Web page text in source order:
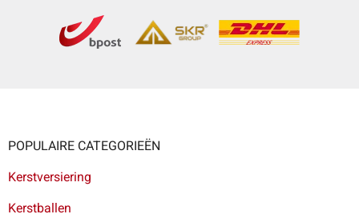
POPULAIRE CATEGORIEËN
Kerstversiering
Kerstballen